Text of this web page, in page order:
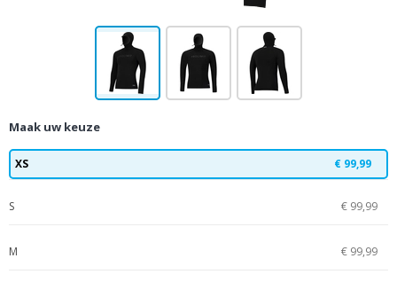
Maak uw keuze
XS € 99,99
S € 99,99
M € 99,99